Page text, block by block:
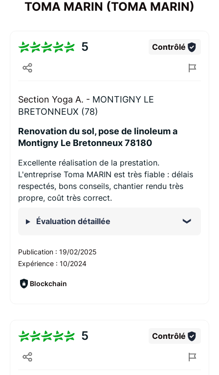
TOMA MARIN (TOMA MARIN)
5 Contrôlé
Section Yoga A. - MONTIGNY LE
BRETONNEUX (78)
Renovation du sol, pose de linoleum a
Montigny Le Bretonneux 78180
Excellente réalisation de la prestation.
L'entreprise Toma MARIN est très fiable : délais
respectés, bons conseils, chantier rendu très
propre, coût très correct.
Évaluation détaillée
Publication : 19/02/2025
Expérience : 10/2024
Blockchain
5 Contrôlé